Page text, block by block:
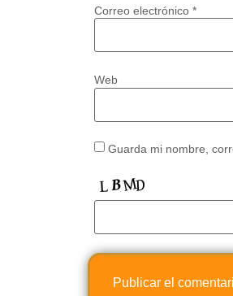
Correo electrónico *
Web
Guarda mi nombre,